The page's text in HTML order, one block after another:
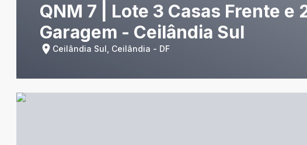
QNM 7 | Lote 3 Casas Frente e
Garagem - Ceilândia Sul
Ceilândia Sul, Ceilândia - DF